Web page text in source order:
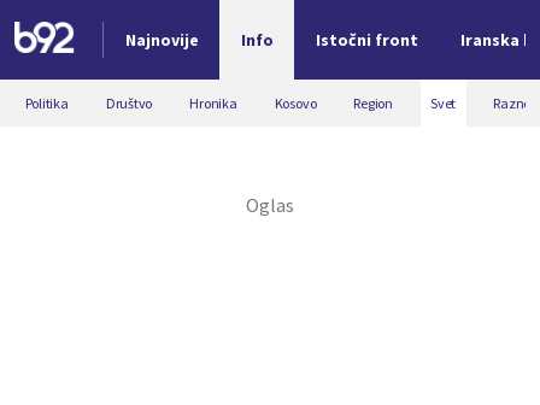
Najnovije Info Istočni front Iranska
Nova vest
Politika Društvo Hronika Kosovo Region Svet Razno